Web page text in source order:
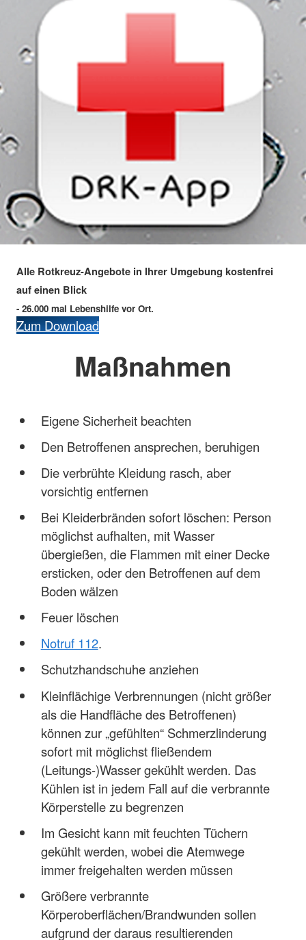
Alle Rotkreuz-Angebote in Ihrer Umgebung kostenfrei
auf einen Blick
- 26.000 mal Lebenshilfe vor Ort.
Zum Download
Maßnahmen
Eigene Sicherheit beachten
Den Betroffenen ansprechen, beruhigen
Die verbrühte Kleidung rasch, aber
vorsichtig entfernen
Bei Kleiderbränden sofort löschen: Person
möglichst aufhalten, mit Wasser
übergießen, die Flammen mit einer Decke
ersticken, oder den Betroffenen auf dem
Boden wälzen
Feuer löschen
Notruf 112.
Schutzhandschuhe anziehen
Kleinflächige Verbrennungen (nicht größer
als die Handfläche des Betroffenen)
können zur „gefühlten“ Schmerzlinderung
sofort mit möglichst fließendem
(Leitungs-)Wasser gekühlt werden. Das
Kühlen ist in jedem Fall auf die verbrannte
Körperstelle zu begrenzen
Im Gesicht kann mit feuchten Tüchern
gekühlt werden, wobei die Atemwege
immer freigehalten werden müssen
Größere verbrannte
Körperoberflächen/Brandwunden sollen
aufgrund der daraus resultierenden